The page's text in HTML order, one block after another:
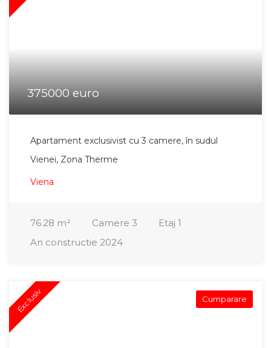
375000 euro
Apartament exclusivist cu 3 camere, în sudul
Vienei, Zona Therme
Viena
76.28 m² Camere 3 Etaj 1
An constructie 2024
Exclusiv Cumparare